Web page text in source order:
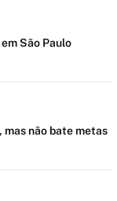
São Paulo
mas não bate metas